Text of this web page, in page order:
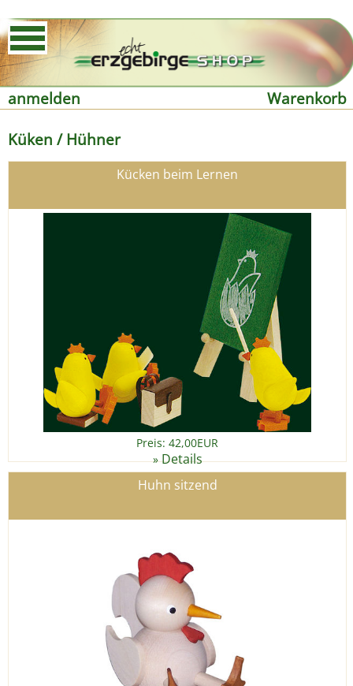
anmelden
Warenkorb
Küken / Hühner
Kücken beim Lernen
Preis: 42,00EUR
»Details
Huhn sitzend